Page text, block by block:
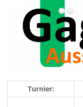
Turnier: